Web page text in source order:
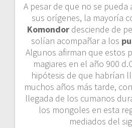
A pesar de que no se pueda
sus orígenes, la mayoría
Komondordesciende de
solían acompañar a los
Algunos afirman que estos
magiares en el año 900
hipótesis de que habrían
muchos años más tarde,
llegada de los cumanos
los mongoles en esta
mediados del